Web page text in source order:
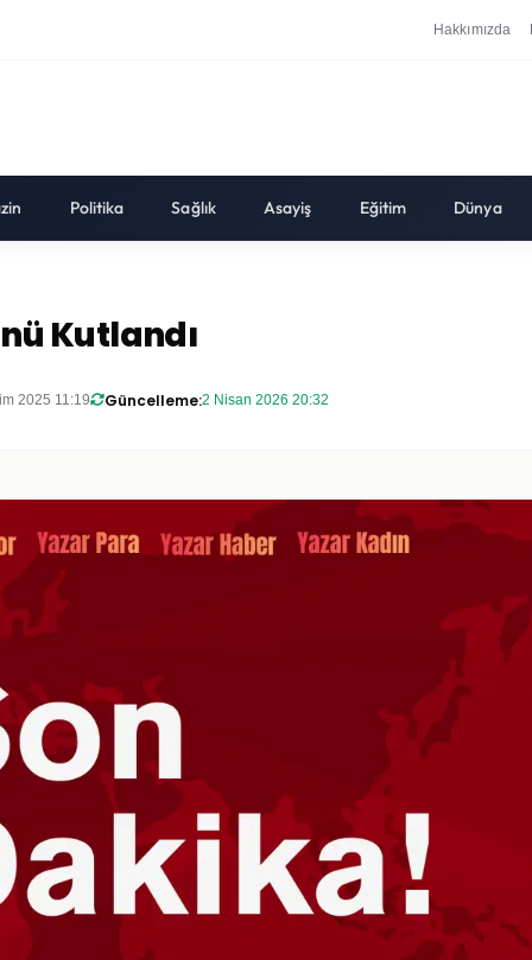
Hakkımızda
Politika Sağlık Asayiş Eğitim Dünya
Kutlandı
2025 11:19 Güncelleme:2 Nisan 2026 20:32